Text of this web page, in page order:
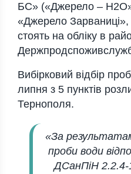
БС» («Джерелo –
«Джерело Зарваниці»,
стоять на обліку в
Вибірковий відбір
липня з 5 пунктів
Тернополя.
«За
проби води
ДСанПіН 2.2.4-